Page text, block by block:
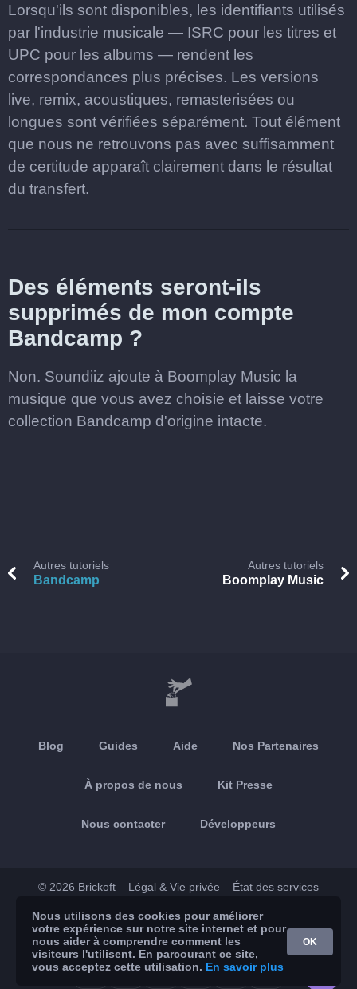
Lorsqu'ils sont disponibles, les identifiants utilisés
par l'industrie musicale — ISRC pour les titres et
UPC pour les albums — rendent les
correspondances plus précises. Les versions
live, remix, acoustiques, remasterisées ou
longues sont vérifiées séparément. Tout élément
que nous ne retrouvons pas avec suffisamment
de certitude apparaît clairement dans le résultat
du transfert.
Des éléments seront-ils
supprimés de mon compte
Bandcamp ?
Non. Soundiiz ajoute à Boomplay Music la
musique que vous avez choisie et laisse votre
collection Bandcamp d'origine intacte.
Autres tutoriels
Bandcamp
Autres tutoriels
Boomplay Music
Blog Guides Aide Nos Partenaires
À propos de nous Kit Presse
Nous contacter Développeurs
© 2026 Brickoft Légal & Vie privée État des services
App Store Google Play
Nous utilisons des cookies pour améliorer
votre expérience sur notre site internet et pour
nous aider à comprendre comment les
visiteurs l'utilisent. En parcourant ce site,
vous acceptez cette utilisation. En savoir plus
OK